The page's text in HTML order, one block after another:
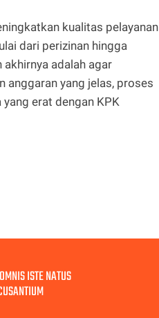
kualitas pelayanan
dari perizinan hingga
adalah agar
anggaran yang jelas, proses
erat dengan KPK
ISTE NATUS